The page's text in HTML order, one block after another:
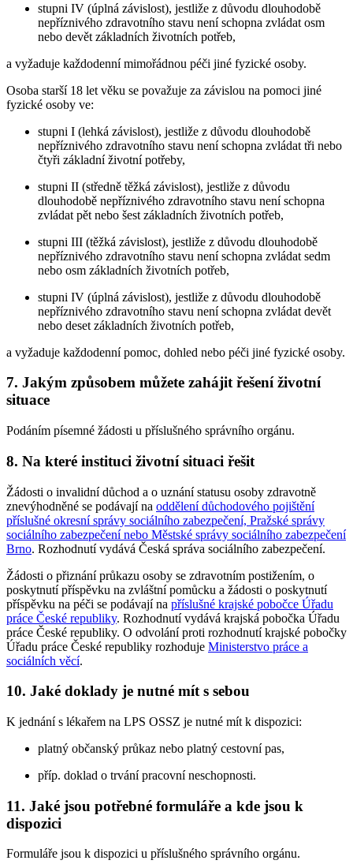
stupni IV (úplná závislost), jestliže z důvodu dlouhodobě
nepříznivého zdravotního stavu není schopna zvládat osm
nebo devět základních životních potřeb,
a vyžaduje každodenní mimořádnou péči jiné fyzické osoby.
Osoba starší 18 let věku se považuje za závislou na pomoci jiné
fyzické osoby ve:
stupni I (lehká závislost), jestliže z důvodu dlouhodobě
nepříznivého zdravotního stavu není schopna zvládat tři nebo
čtyři základní životní potřeby,
stupni II (středně těžká závislost), jestliže z důvodu
dlouhodobě nepříznivého zdravotního stavu není schopna
zvládat pět nebo šest základních životních potřeb,
stupni III (těžká závislost), jestliže z důvodu dlouhodobě
nepříznivého zdravotního stavu není schopna zvládat sedm
nebo osm základních životních potřeb,
stupni IV (úplná závislost), jestliže z důvodu dlouhodobě
nepříznivého zdravotního stavu není schopna zvládat devět
nebo deset základních životních potřeb,
a vyžaduje každodenní pomoc, dohled nebo péči jiné fyzické osoby.
7. Jakým způsobem můžete zahájit řešení životní
situace
Podáním písemné žádosti u příslušného správního orgánu.
8. Na které instituci životní situaci řešit
Žádosti o invalidní důchod a o uznání statusu osoby zdravotně
znevýhodněné se podávají na oddělení důchodového pojištění
příslušné okresní správy sociálního zabezpečení, Pražské správy
sociálního zabezpečení nebo Městské správy sociálního zabezpečení
Brno. Rozhodnutí vydává Česká správa sociálního zabezpečení.
Žádosti o přiznání průkazu osoby se zdravotním postižením, o
poskytnutí příspěvku na zvláštní pomůcku a žádosti o poskytnutí
příspěvku na péči se podávají na příslušné krajské pobočce Úřadu
práce České republiky. Rozhodnutí vydává krajská pobočka Úřadu
práce České republiky. O odvolání proti rozhodnutí krajské pobočky
Úřadu práce České republiky rozhoduje Ministerstvo práce a
sociálních věcí.
10. Jaké doklady je nutné mít s sebou
K jednání s lékařem na LPS OSSZ je nutné mít k dispozici:
platný občanský průkaz nebo platný cestovní pas,
příp. doklad o trvání pracovní neschopnosti.
11. Jaké jsou potřebné formuláře a kde jsou k
dispozici
Formuláře jsou k dispozici u příslušného správního orgánu.